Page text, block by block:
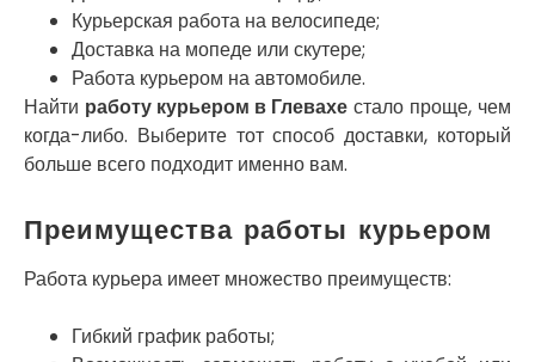
Курьерская работа на велосипеде;
Доставка на мопеде или скутере;
Работа курьером на автомобиле.
Найти работу курьером в Глевахе стало проще, чем
когда-либо. Выберите тот способ доставки, который
больше всего подходит именно вам.
Преимущества работы курьером
Работа курьера имеет множество преимуществ:
Гибкий график работы;
Никитинцы
Николаев
Никополь
Новоалександровка
Новомосковск
Новоселки
Обухов
Обуховка
Одесса
Павлоград
Переяслав